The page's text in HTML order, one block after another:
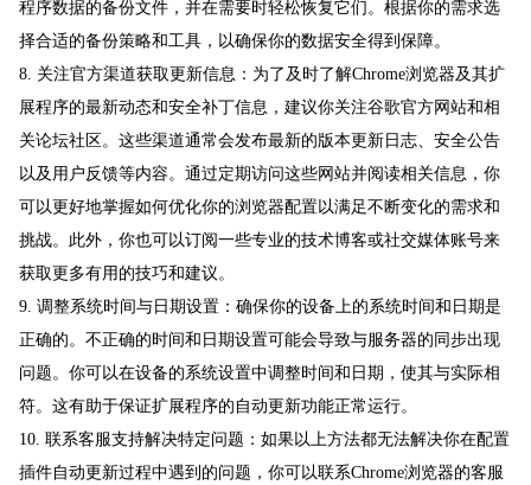
程序数据的备份文件，并在需要时轻松恢复它们。根据你的需求选
择合适的备份策略和工具，以确保你的数据安全得到保障。
8. 关注官方渠道获取更新信息：为了及时了解Chrome浏览器及其扩
展程序的最新动态和安全补丁信息，建议你关注谷歌官方网站和相
关论坛社区。这些渠道通常会发布最新的版本更新日志、安全公告
以及用户反馈等内容。通过定期访问这些网站并阅读相关信息，你
可以更好地掌握如何优化你的浏览器配置以满足不断变化的需求和
挑战。此外，你也可以订阅一些专业的技术博客或社交媒体账号来
获取更多有用的技巧和建议。
9. 调整系统时间与日期设置：确保你的设备上的系统时间和日期是
正确的。不正确的时间和日期设置可能会导致与服务器的同步出现
问题。你可以在设备的系统设置中调整时间和日期，使其与实际相
符。这有助于保证扩展程序的自动更新功能正常运行。
10. 联系客服支持解决特定问题：如果以上方法都无法解决你在配置
插件自动更新过程中遇到的问题，你可以联系Chrome浏览器的客服